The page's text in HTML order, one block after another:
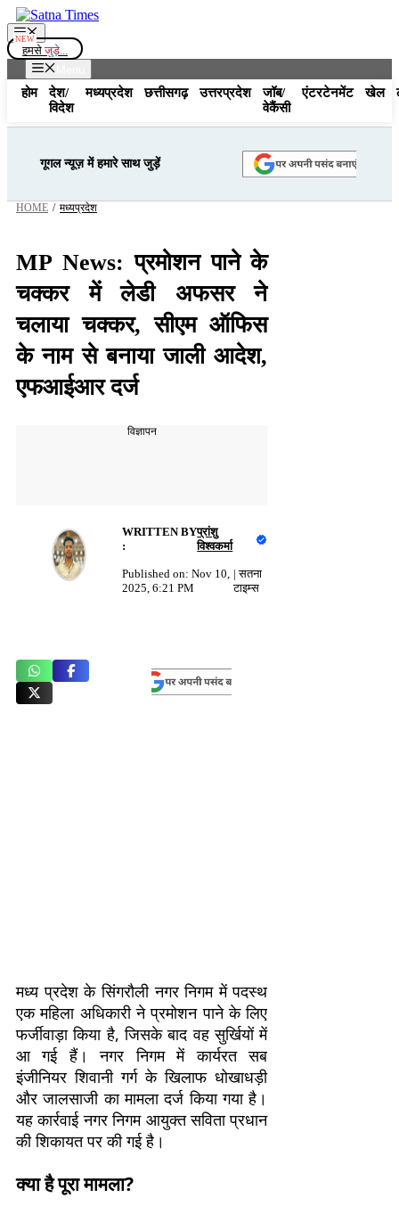
Skip
to
content
Menu
हमसे जुड़े...
होम
देश/
विदेश
मध्यप्रदेश छत्तीसगढ़ उत्तरप्रदेश
जॉब/
वेकैंसी
एंटरटेनमेंट खेल
गूगल न्यूज़ में हमारे साथ जुड़ें
HOME / मध्यप्रदेश
MP News: प्रमोशन पाने के
चक्कर में लेडी अफसर ने
चलाया चक्कर, सीएम ऑफिस
के नाम से बनाया जाली आदेश,
एफआईआर दर्ज
विज्ञापन
WRITTEN BY
:
प्रांशु
विश्वकर्मा
Published on: Nov 10,
2025, 6:21 PM
|सतना
टाइम्स
मध्य प्रदेश के सिंगरौली नगर निगम में पदस्थ
एक महिला अधिकारी ने प्रमोशन पाने के लिए
फर्जीवाड़ा किया है, जिसके बाद वह सुर्खियों में
आ गई हैं। नगर निगम में कार्यरत सब
इंजीनियर शिवानी गर्ग के खिलाफ धोखाधड़ी
और जालसाजी का मामला दर्ज किया गया है।
यह कार्रवाई नगर निगम आयुक्त सविता प्रधान
की शिकायत पर की गई है।
क्या है पूरा मामला?